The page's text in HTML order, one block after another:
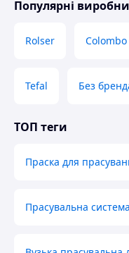
Популярні
Rolser Colombo
Tefal Без
ТОП теги
Праска для
Прасувальна